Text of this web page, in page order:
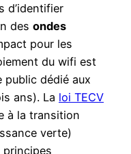
d’identifier
des ondes
pour les
du wifi est
public dédié aux
ans). La loi TECV
à la transition
verte)